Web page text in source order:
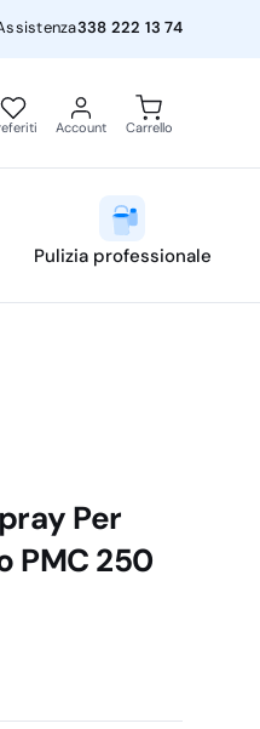
338 222 13 74
Account Carrello
Pulizia professionale
Per
PMC 250